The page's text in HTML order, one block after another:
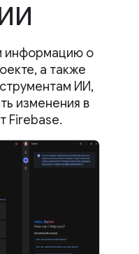
информацию о
а также
ИИ,
изменения в
Firebase.